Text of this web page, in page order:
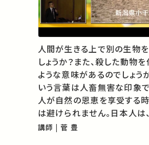
人間が生きる上で別の生物
しょうか？また、殺した動物
ような意味があるのでしょうか？ 「自然との共
いう言葉は人畜無害な印象
人が自然の恩恵を享受する時
は避けられません。日本人は
す動植物に霊的な存在を見出
講師 | 菅 豊